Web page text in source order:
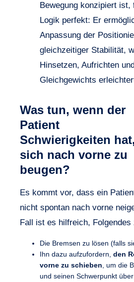
Bewegung konzipiert ist,
Logik perfekt: Er
Anpassung der
gleichzeitiger Stabilität,
Hinsetzen, Aufrichten
Gleichgewichts
Was tun, wenn der
Patient
Schwierigkeiten hat,
sich nach vorne zu
beugen?
Es kommt vor, dass ein
nicht spontan nach vorne
Fall ist es hilfreich, Folgendes
Die Bremsen zu lösen (falls
Ihn dazu aufzufordern, den
vorne zu schieben , um die
und seinen Schwerpunkt